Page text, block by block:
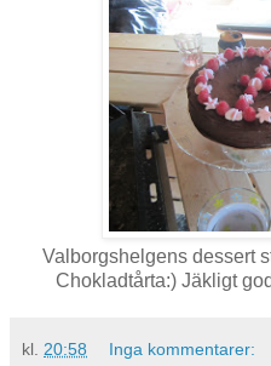
Valborgshelgens dessert
Chokladtårta:) Jäkligt
kl. 20:58 Inga kommentarer: